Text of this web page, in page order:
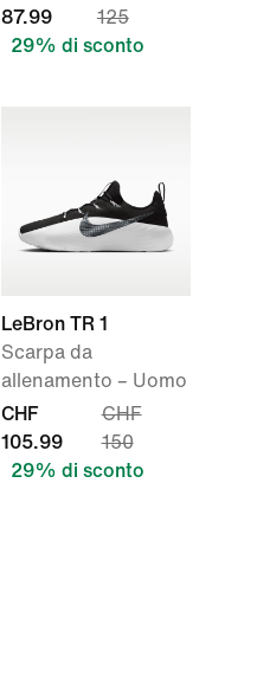
87.99
125
29% di sconto
LeBron TR 1
Scarpa da
allenamento – Uomo
CHF
105.99
CHF
150
29% di sconto